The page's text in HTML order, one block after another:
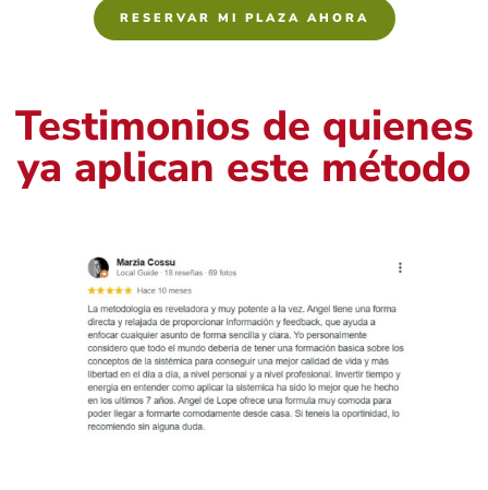
RESERVAR MI PLAZA AHORA
Testimonios de quienes
ya aplican este método